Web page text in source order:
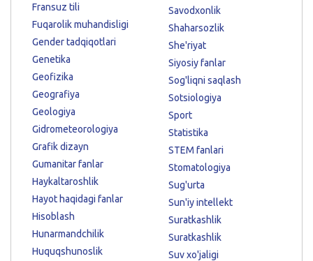
Fransuz tili
Fuqarolik muhandisligi
Gender tadqiqotlari
Genetika
Geofizika
Geografiya
Geologiya
Gidrometeorologiya
Grafik dizayn
Gumanitar fanlar
Haykaltaroshlik
Hayot haqidagi fanlar
Hisoblash
Hunarmandchilik
Huquqshunoslik
Savodxonlik
Shaharsozlik
She'riyat
Siyosiy fanlar
Sog'liqni saqlash
Sotsiologiya
Sport
Statistika
STEM fanlari
Stomatologiya
Sug'urta
Sun'iy intellekt
Suratkashlik
Suratkashlik
Suv xo'jaligi